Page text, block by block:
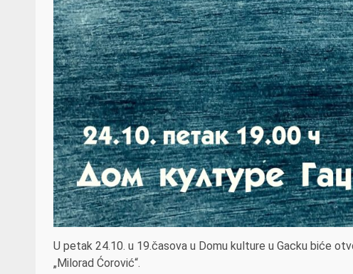
U petak 24.10. u 19.časova u Domu kulture u Gacku biće
„Milorad Ćorović“.